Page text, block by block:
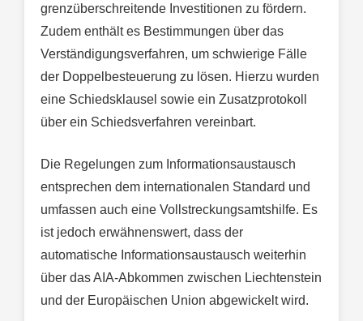
grenzüberschreitende Investitionen zu fördern.
Zudem enthält es Bestimmungen über das
Verständigungsverfahren, um schwierige Fälle
der Doppelbesteuerung zu lösen. Hierzu wurden
eine Schiedsklausel sowie ein Zusatzprotokoll
über ein Schiedsverfahren vereinbart.
Die Regelungen zum Informationsaustausch
entsprechen dem internationalen Standard und
umfassen auch eine Vollstreckungsamtshilfe. Es
ist jedoch erwähnenswert, dass der
automatische Informationsaustausch weiterhin
über das AIA-Abkommen zwischen Liechtenstein
und der Europäischen Union abgewickelt wird.